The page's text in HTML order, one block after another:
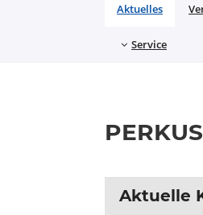
Aktuelles
Service
Aktuelle